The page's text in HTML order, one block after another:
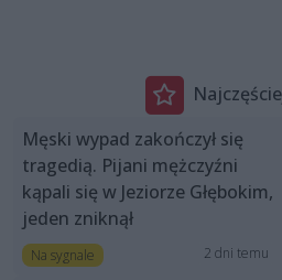
Męski wypad zakończył się
tragedią. Pijani mężczyźni
kąpali się w Jeziorze Głębokim,
jeden zniknął
Na sygnale 2 dni temu